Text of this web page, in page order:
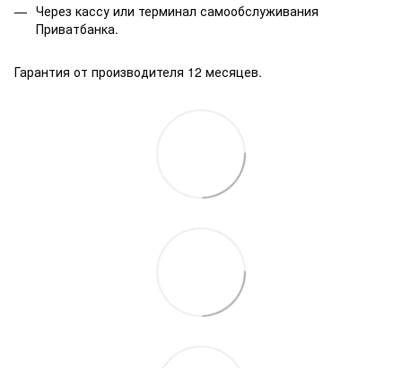
Через кассу или терминал самообслуживания
Приватбанка.
Гарантия от производителя 12 месяцев.